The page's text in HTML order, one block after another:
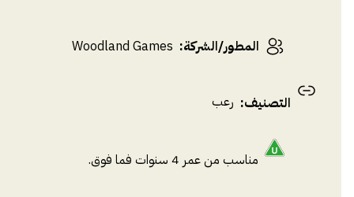
المطور/الشركة:
Woodland Games
التصنيف: رعب
مناسب من عمر 4 سنوات فما فوق.